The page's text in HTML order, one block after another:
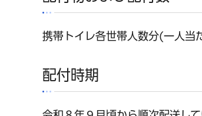
携帯トイレ各世帯人数分(一人
配付時期